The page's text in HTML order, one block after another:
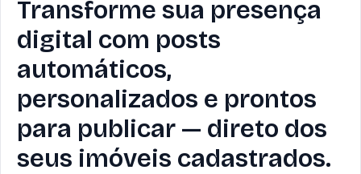
Transforme sua presença
digital com posts
automáticos,
personalizados e prontos
para publicar — direto dos
seus imóveis cadastrados.